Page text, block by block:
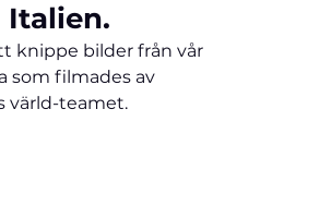
Italien.
knippe bilder från vår
som filmades av
värld-teamet.